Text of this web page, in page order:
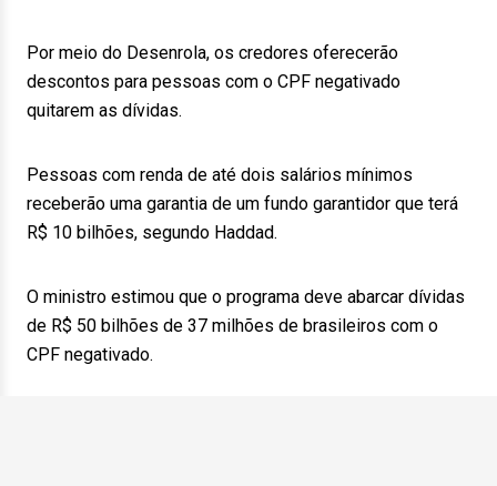
Por meio do Desenrola, os credores oferecerão
descontos para pessoas com o CPF negativado
quitarem as dívidas.
Pessoas com renda de até dois salários mínimos
receberão uma garantia de um fundo garantidor que terá
R$ 10 bilhões, segundo Haddad.
O ministro estimou que o programa deve abarcar dívidas
de R$ 50 bilhões de 37 milhões de brasileiros com o
CPF negativado.